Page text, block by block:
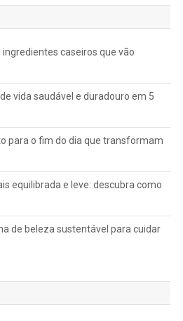
caseiros que vão
vida saudável e duradouro em 5
para o fim do dia que transformam
equilibrada e leve: descubra como
de beleza sustentável para cuidar